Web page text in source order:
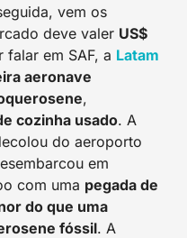
vem os
deve valer US$
falar em SAF, a Latam
aeronave
,
cozinha usado. A
do aeroporto
em
com uma pegada de
do que uma
fóssil. A